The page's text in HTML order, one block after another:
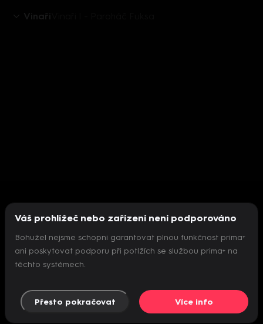
Vinaři
Nepodařilo se inicializovat přehrávač
Váš prohlížeč nebo zařízení není podporováno
Bohužel nejsme schopni garantovat plnou funkčnost prima+
ani poskytovat podporu při potížích se službou prima+ na
těchto systémech.
Přesto pokračovat Více info